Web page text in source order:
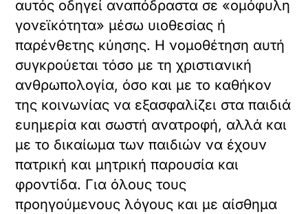
αυτός οδηγεί αναπόδραστα σε «ομόφυλη
γονεϊκότητα» μέσω υιοθεσίας ή
παρένθετης κύησης. Η νομοθέτηση αυτή
συγκρούεται τόσο με τη χριστιανική
ανθρωπολογία, όσο και με το καθήκον
της κοινωνίας να εξασφαλίζει στα παιδιά
ευημερία και σωστή ανατροφή, αλλά και
με το δικαίωμα των παιδιών να έχουν
πατρική και μητρική παρουσία και
φροντίδα. Για όλους τους
προηγούμενους λόγους και με αίσθημα